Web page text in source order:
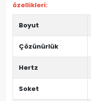
özellikleri:
Boyut
Çözünürlük
Hertz
Soket